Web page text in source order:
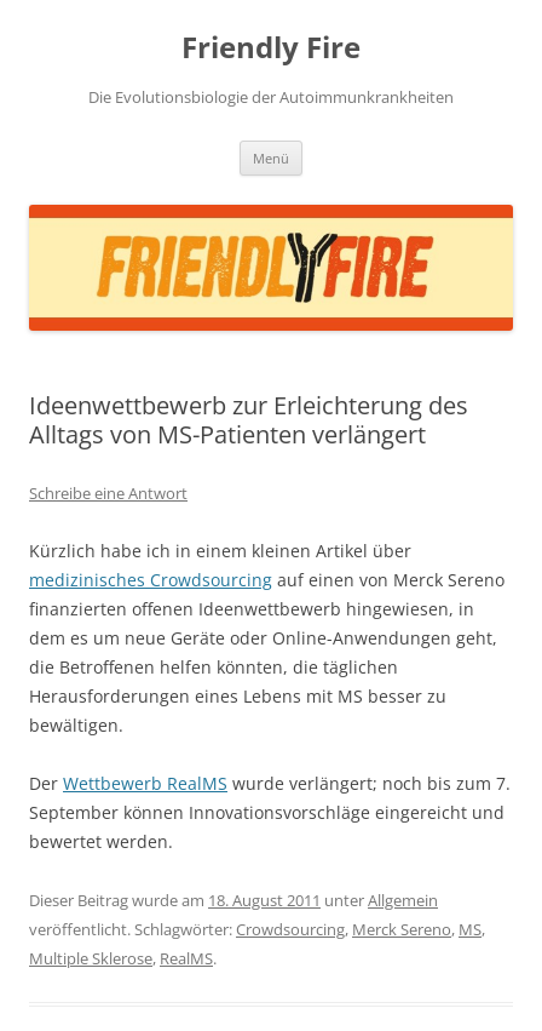
Friendly Fire
Die Evolutionsbiologie der Autoimmunkrankheiten
Menü
Ideenwettbewerb zur Erleichterung des
Alltags von MS-Patienten verlängert
Schreibe eine Antwort
Kürzlich habe ich in einem kleinen Artikel über
medizinisches Crowdsourcing auf einen von Merck Sereno
finanzierten offenen Ideenwettbewerb hingewiesen, in
dem es um neue Geräte oder Online-Anwendungen geht,
die Betroffenen helfen könnten, die täglichen
Herausforderungen eines Lebens mit MS besser zu
bewältigen.
Der Wettbewerb RealMS wurde verlängert; noch bis zum 7.
September können Innovationsvorschläge eingereicht und
bewertet werden.
Dieser Beitrag wurde am 18. August 2011 unterAllgemein
veröffentlicht. Schlagwörter:Crowdsourcing, Merck Sereno, MS,
Multiple Sklerose, RealMS.